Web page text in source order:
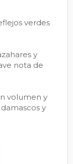
verdes
y
nota de
volumen y
y